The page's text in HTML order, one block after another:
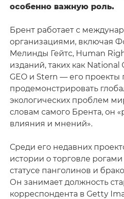
особенно важную роль.
Брент работает с
организациями, включая
Мелинды Гейтс, Human
изданий, таких как National
GEO и Stern — его проекты
продемонстрировать
экологических проблем
словам самого Брента, он
влияния и мнений».
Среди его недавних
истории о торговле
статусе панголинов и
Он занимает должность
корреспондента в Getty